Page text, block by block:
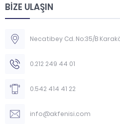
BİZE ULAŞIN
Necatibey Cd. No:35/B
0.212 249 44 01
0.542 414 41 22
info@akfenisi.com